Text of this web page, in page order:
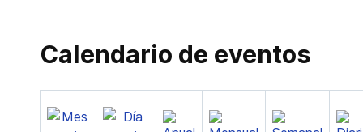
Calendario de eventos